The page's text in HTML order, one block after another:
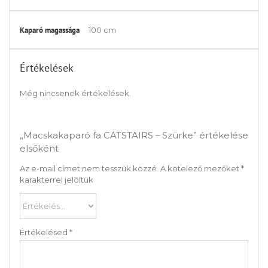
Kaparó magassága 100 cm
Értékelések
Még nincsenek értékelések.
„Macskakaparó fa CATSTAIRS – Szürke” értékelése
elsőként
Az e-mail címet nem tesszük közzé. A kötelező mezőket *
karakterrel jelöltük
Értékelésed *